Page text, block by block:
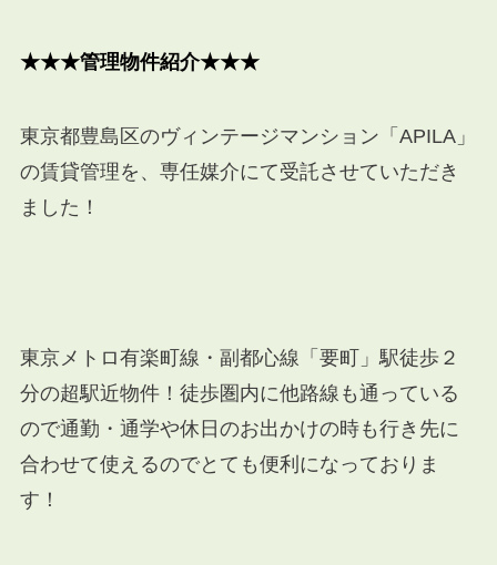
★★★管理物件紹介★★★
東京都豊島区のヴィンテージマンション「APILA」
の賃貸管理を、専任媒介にて受託させていただき
ました！
東京メトロ有楽町線・副都心線「要町」駅徒歩２
分の超駅近物件！徒歩圏内に他路線も通っている
ので通勤・通学や休日のお出かけの時も行き先に
合わせて使えるのでとても便利になっておりま
す！